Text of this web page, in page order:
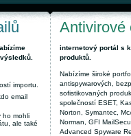
importu.
email
ho mohli
ale také
Antivirové
internetový portál s
produktů.
Nabízíme široké
antispywarových,
sofistikovaných
společností ESET,
Norton, Symantec,
Norman, GFI
Advanced Spyware